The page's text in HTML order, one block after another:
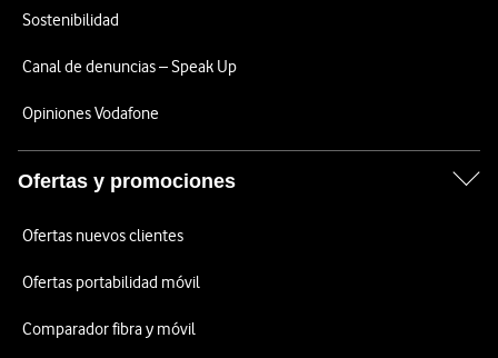
Sostenibilidad
Canal de denuncias – Speak Up
Opiniones Vodafone
Ofertas y promociones
Ofertas nuevos clientes
Ofertas portabilidad móvil
Comparador fibra y móvil